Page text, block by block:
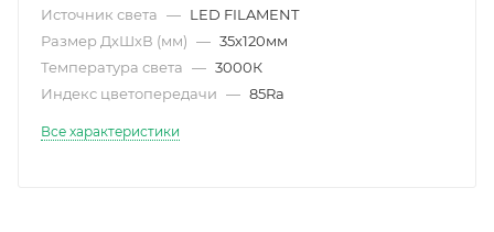
Источник света — LED FILAMENT
Размер ДхШхВ (мм) — 35х120мм
Температура света — 3000К
Индекс цветопередачи — 85Ra
Все характеристики